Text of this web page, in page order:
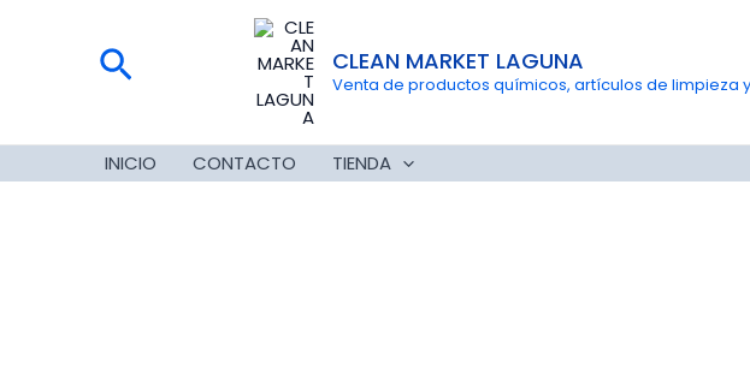
Buscar CLEAN MARKET LAGUNA
Venta de productos químicos, artículos de limpieza
INICIO CONTACTO TIENDA